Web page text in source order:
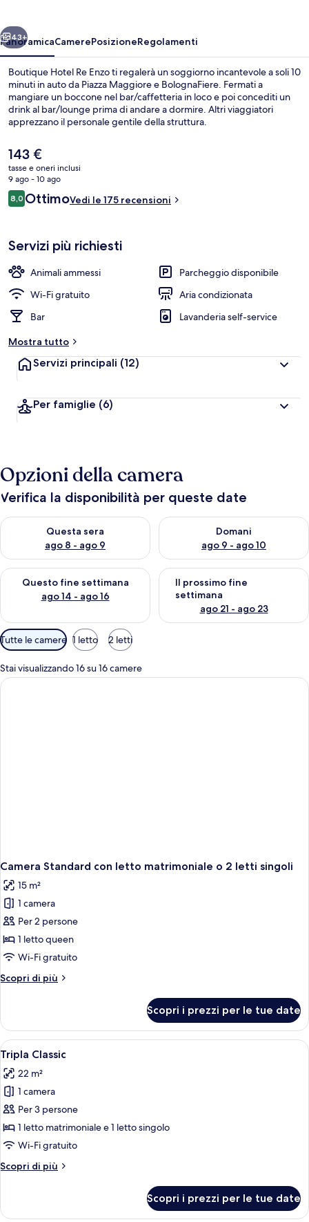
Avanti
43+
PanoramicaCamerePosizioneRegolamenti
Boutique Hotel Re Enzo ti regalerà un soggiorno incantevole a soli 10
minuti in auto da Piazza Maggiore e BolognaFiere. Fermati a
mangiare un boccone nel bar/caffetteria in loco e poi concediti un
drink al bar/lounge prima di andare a dormire. Altri viaggiatori
apprezzano il personale gentile della struttura.
Il
prezzo
attuale
è
143 €
143 €
tasse e oneri inclusi
9 ago - 10 ago
Recensioni
8,08,0 su 10
OttimoVedi le 175 recensioni
Servizi più richiesti
Animali ammessi
Parcheggio disponibile
Wi-Fi gratuito
Aria condizionata
Bar
Lavanderia self-service
Mostra tutto
Servizi principali (12)
Per famiglie (6)
Opzioni della camera
Verifica la disponibilità per queste date
Questa sera
ago 8 - ago 9
Verifica la disponibilità per questa sera, ago 8 - ago 9
Domani
ago 9 - ago 10
Verifica la disponibilità per
Questo fine settimana
ago 14 - ago 16
Verifica la disponibilità per questo fine settimana, ago 14 -
Il prossimo fine
settimana
ago 21 - ago 23
Verifica la disponibilità per il
Filtri
disponibili
per
le
Tutte le camere 1 letto 2 letti
Stai visualizzando 16 su 16 camere
Camera Standard con letto matrimoniale o 2 letti singoli
15 m²
1 camera
Per 2 persone
1 letto queen
Wi-Fi gratuito
Scopri di più
Altri
Standard
con
letto
matrimoniale
o
2
letti
singoli
Scopri i prezzi per le tue date
Apri
tutte
le
foto
per
Tripla
Classic
Tripla Classic | Copriletto in piuma,
4
Tripla Classic
22 m²
1 camera
Per 3 persone
1 letto matrimoniale e 1 letto singolo
Wi-Fi gratuito
Scopri di più
Altri
Classic
Scopri i prezzi per le tue date